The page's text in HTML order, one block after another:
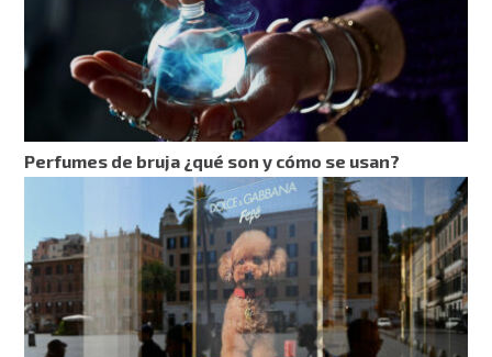
Perfumes de bruja ¿qué son y cómo se usan?